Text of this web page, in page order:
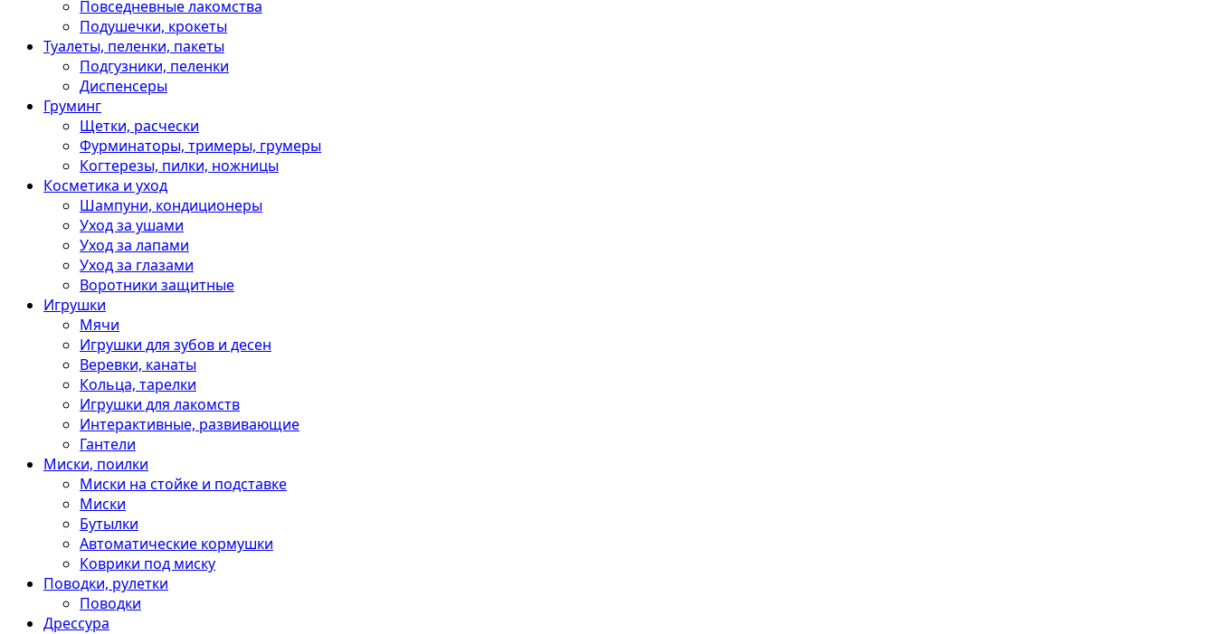
Повседневные лакомства
Подушечки, крокеты
Туалеты, пеленки, пакеты
Подгузники, пеленки
Диспенсеры
Груминг
Щетки, расчески
Фурминаторы, тримеры, грумеры
Когтерезы, пилки, ножницы
Косметика и уход
Шампуни, кондиционеры
Уход за ушами
Уход за лапами
Уход за глазами
Воротники защитные
Игрушки
Мячи
Игрушки для зубов и десен
Веревки, канаты
Кольца, тарелки
Игрушки для лакомств
Интерактивные, развивающие
Гантели
Миски, поилки
Миски на стойке и подставке
Миски
Бутылки
Автоматические кормушки
Коврики под миску
Поводки, рулетки
Поводки
Дрессура